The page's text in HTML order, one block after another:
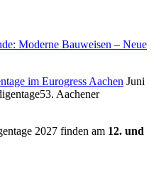
Moderne Bauweisen – Neue
Juni
53. Aachener
2027 finden am 12. und